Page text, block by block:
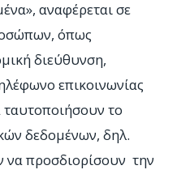
αναφέρεται σε
όπως
διεύθυνση,
επικοινωνίας
το
δεδομένων, δηλ.
να προσδιορίσουν την